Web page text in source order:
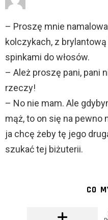
– Proszę mnie
kolczykach, z
spinkami do włosów.
– Ależ proszę pani, pani
rzeczy!
– No nie mam. Ale
mąż, to on się na pewno
ja chcę żeby tę jego
szukać tej biżuterii.
CO